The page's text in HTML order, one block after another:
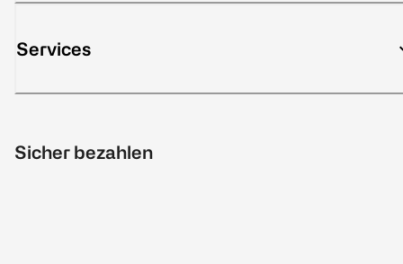
Services
Sicher bezahlen